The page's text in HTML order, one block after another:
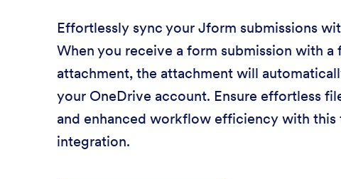
Effortlessly sync your Jform submissions
When you receive a form submission with a
attachment, the attachment will
your OneDrive account. Ensure effortless
and enhanced workflow efficiency with this
integration.